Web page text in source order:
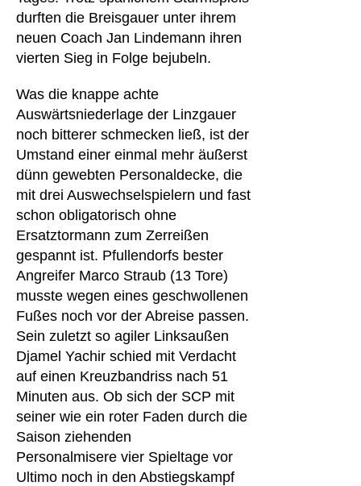
durften die Breisgauer unter ihrem
neuen Coach Jan Lindemann ihren
vierten Sieg in Folge bejubeln.
Was die knappe achte
Auswärtsniederlage der Linzgauer
noch bitterer schmecken ließ, ist der
Umstand einer einmal mehr äußerst
dünn gewebten Personaldecke, die
mit drei Auswechselspielern und fast
schon obligatorisch ohne
Ersatztormann zum Zerreißen
gespannt ist. Pfullendorfs bester
Angreifer Marco Straub (13 Tore)
musste wegen eines geschwollenen
Fußes noch vor der Abreise passen.
Sein zuletzt so agiler Linksaußen
Djamel Yachir schied mit Verdacht
auf einen Kreuzbandriss nach 51
Minuten aus. Ob sich der SCP mit
seiner wie ein roter Faden durch die
Saison ziehenden
Personalmisere vier Spieltage vor
Ultimo noch in den Abstiegskampf